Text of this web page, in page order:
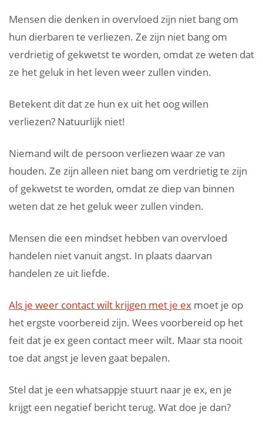
Mensen die denken in overvloed zijn niet bang om
hun dierbaren te verliezen. Ze zijn niet bang om
verdrietig of gekwetst te worden, omdat ze weten dat
ze het geluk in het leven weer zullen vinden.
Betekent dit dat ze hun ex uit het oog willen
verliezen? Natuurlijk niet!
Niemand wilt de persoon verliezen waar ze van
houden. Ze zijn alleen niet bang om verdrietig te zijn
of gekwetst te worden, omdat ze diep van binnen
weten dat ze het geluk weer zullen vinden.
Mensen die een mindset hebben van overvloed
handelen niet vanuit angst. In plaats daarvan
handelen ze uit liefde.
Als je weer contact wilt krijgen met je ex moet je op
het ergste voorbereid zijn. Wees voorbereid op het
feit dat je ex geen contact meer wilt. Maar sta nooit
toe dat angst je leven gaat bepalen.
Stel dat je een whatsappje stuurt naar je ex, en je
krijgt een negatief bericht terug. Wat doe je dan?